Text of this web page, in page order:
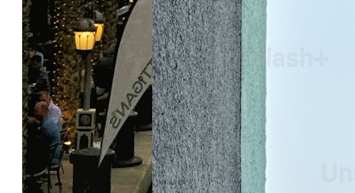
Раскрыты Подробности О Новых